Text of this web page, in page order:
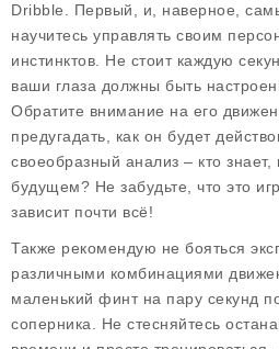
Dribble. Первый, и, наверное,
научитесь управлять своим
инстинктов. Не стоит каждую
ваши глаза должны быть
Обратите внимание на его
предугадать, как он будет
своеобразный анализ – кто
будущем? Не забудьте, что это
зависит почти всё!
Также рекомендую не бояться
различными комбинациями
маленький финт на пару секунд
соперника. Не стесняйтесь